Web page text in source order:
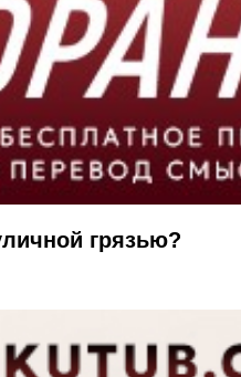
грязью?